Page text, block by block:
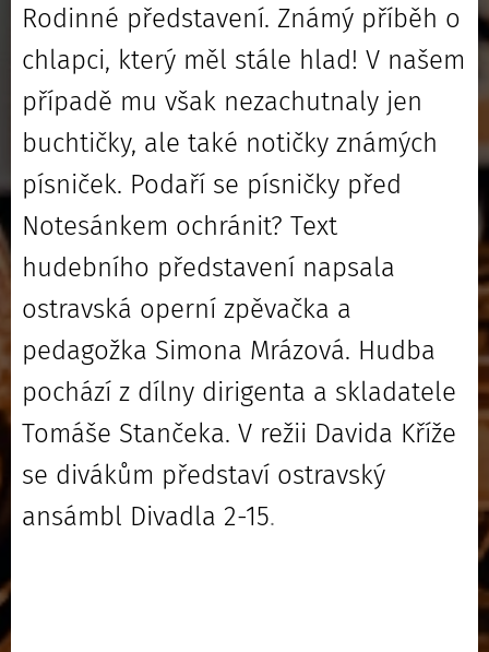
Rodinné představení. Známý příběh o
chlapci, který měl stále hlad! V našem
případě mu však nezachutnaly jen
buchtičky, ale také notičky známých
písniček. Podaří se písničky před
Notesánkem ochránit? Text
hudebního představení napsala
ostravská operní zpěvačka a
pedagožka Simona Mrázová. Hudba
pochází z dílny dirigenta a skladatele
Tomáše Stančeka. V režii Davida Kříže
se divákům představí ostravský
ansámbl Divadla 2-15.